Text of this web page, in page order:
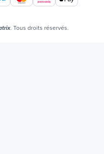
. Tous droits réservés.